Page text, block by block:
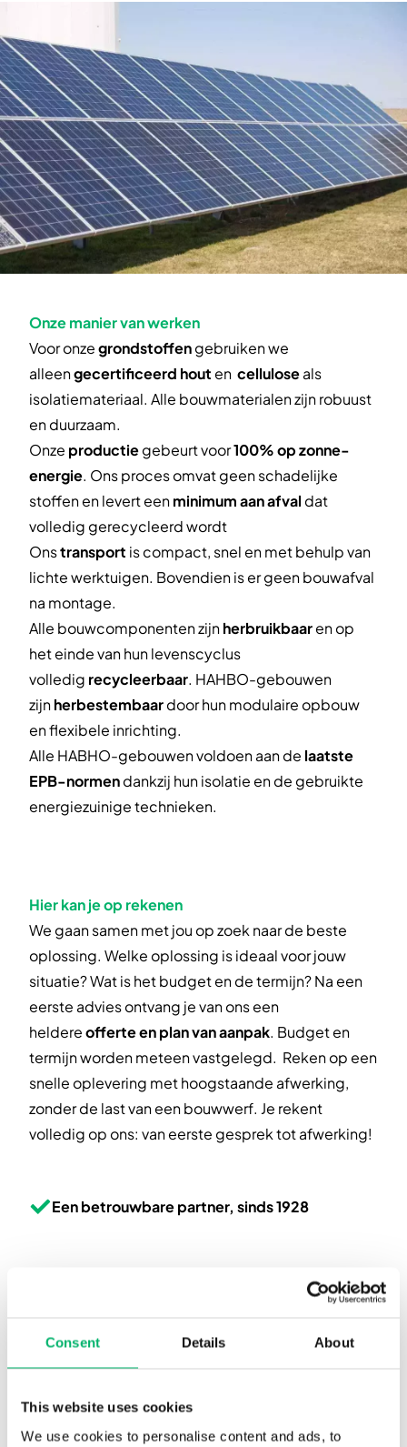
Consent Details About
This website uses cookies
We use cookies to personalise content and ads, to
Onze manier van werken
Voor onzegrondstoffengebruiken we
alleengecertificeerd houten celluloseals
isolatiemateriaal. Alle bouwmaterialen zijn robuust
en duurzaam.
Onze productiegebeurt voor100% op zonne-
energie. Ons proces omvat geen schadelijke
stoffen en levert eenminimum aan afval dat
volledig gerecycleerd wordt
Onstransport is compact, snel en met behulp van
lichte werktuigen. Bovendien is er geen bouwafval
na montage.
Alle bouwcomponenten zijnherbruikbaaren op
het einde van hun levenscyclus
volledig recycleerbaar. HAHBO-gebouwen
zijnherbestembaardoor hun modulaire opbouw
en flexibele inrichting.
Alle HABHO-gebouwen voldoen aan de laatste
EPB-normendankzij hun isolatie en de gebruikte
energiezuinige technieken.
Hier kan je op rekenen
We gaan samen met jou op zoek naar de beste
oplossing. Welke oplossing is ideaal voor jouw
situatie? Wat is het budget en de termijn? Na een
eerste advies ontvang je van ons een
heldereofferte en plan van aanpak. Budget en
termijn worden meteen vastgelegd. Reken op een
snelle oplevering met hoogstaande afwerking,
zonder de last van een bouwwerf. Je rekent
volledig op ons: van eerste gesprek tot afwerking!
Een betrouwbare partner, sinds 1928
Een totaalaanpak: van ontwerp tot turnkey-